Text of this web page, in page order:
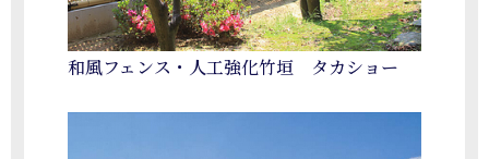
和風フェンス・人工強化竹垣 タカショー